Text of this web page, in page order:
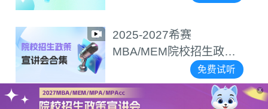
2025-2027希赛
MBA/MEM院校招生政策
免费试听
X